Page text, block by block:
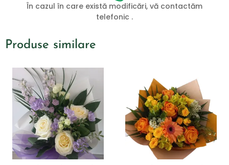
În cazul în care există modificări, vă contactăm
telefonic .
Produse similare